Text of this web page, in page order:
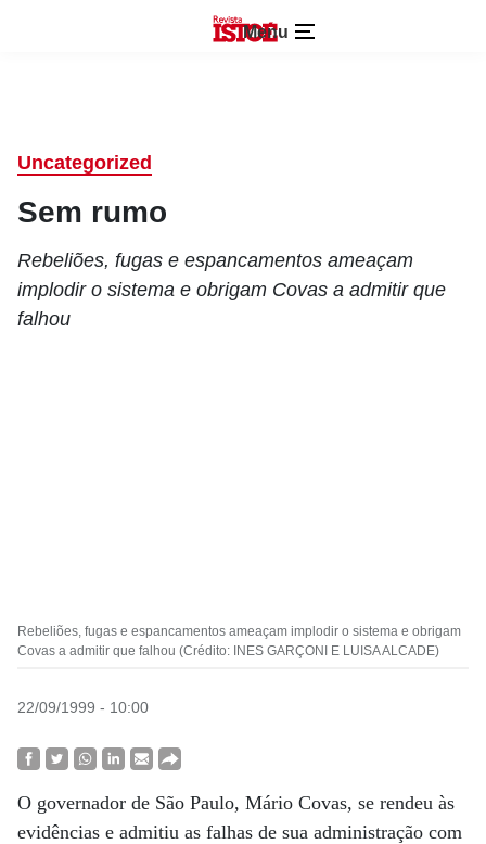
Menu
Uncategorized
Sem rumo
Rebeliões, fugas e espancamentos ameaçam
implodir o sistema e obrigam Covas a admitir que
falhou
Rebeliões, fugas e espancamentos ameaçam implodir o sistema e obrigam
Covas a admitir que falhou (Crédito: INES GARÇONI E LUISA ALCADE)
22/09/1999 - 10:00
O governador de São Paulo, Mário Covas, se rendeu às
evidências e admitiu as falhas de sua administração com